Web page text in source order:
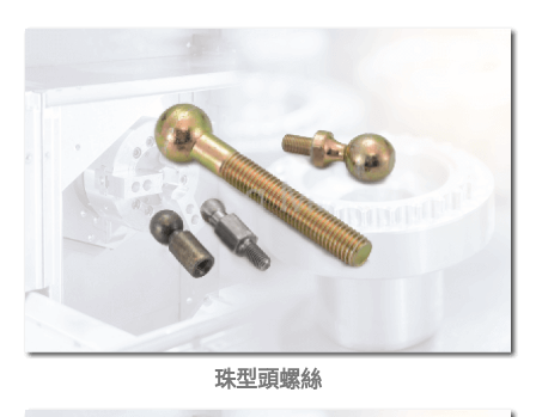
珠型頭螺絲